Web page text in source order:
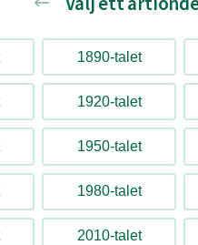
1890-talet
1920-talet
1950-talet
1980-talet
2010-talet
Tyvärr fanns det ingen
Försök gärna